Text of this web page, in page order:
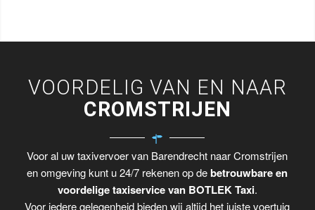
VOORDELIG VAN EN NAAR
CROMSTRIJEN
Voor al uw taxivervoer van Barendrecht naar Cromstrijen
en omgeving kunt u 24/7 rekenen op debetrouwbare en
voordelige taxiservice van BOTLEK Taxi.
Voor iedere gelegenheid bieden wij altijd het juiste voertuig